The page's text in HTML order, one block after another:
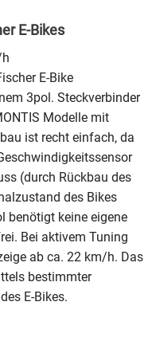
E-Bikes
E-Bike
3pol. Steckverbinder
Modelle mit
ist recht einfach, da
(durch Rückbau des
des Bikes
benötigt keine eigene
Bei aktivem Tuning
ab ca. 22 km/h. Das
bestimmter
E-Bikes.